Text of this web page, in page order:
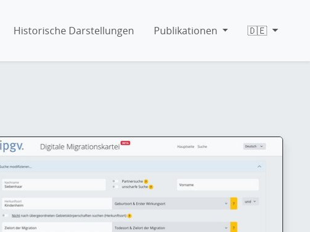
Historische Darstellungen Publikationen 🇩🇪